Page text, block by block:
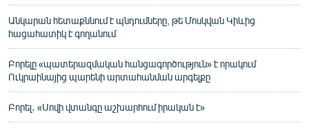
Անկարան հետաքննում է պնդումները, թե Մոսկվան Կիևից
հացահատիկ է գողանում
Բորելը «պատերազմական հանցագործություն» է որակում
Ուկրաինայից պարենի արտահանման արգելքը
Բորել․ «Սովի վտանգը աշխարհում իրական է»